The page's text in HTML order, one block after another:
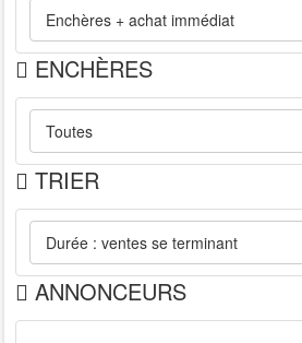
ENCHÈRES
TRIER
ANNONCEURS